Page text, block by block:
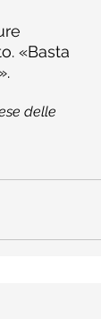
«Basta
delle